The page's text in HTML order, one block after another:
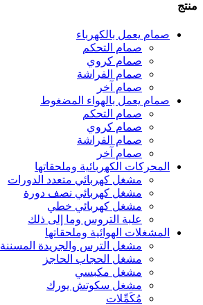
منتج
صمام يعمل بالكهرباء
صمام التحكم
صمام كروي
صمام الفراشة
صمام آخر
صمام يعمل بالهواء المضغوط
صمام التحكم
صمام كروي
صمام الفراشة
صمام آخر
المحركات الكهربائية وملحقاتها
مشغل كهربائي متعدد الدورات
مشغل كهربائي نصف دورة
مشغل كهربائي خطي
علبة التروس وما إلى ذلك
المشغلات الهوائية وملحقاتها
مشغل الترس والجريدة المسننة
مشغل الحجاب الحاجز
مشغل مكبسي
مشغل سكوتش يورك
مُكَمِّلات